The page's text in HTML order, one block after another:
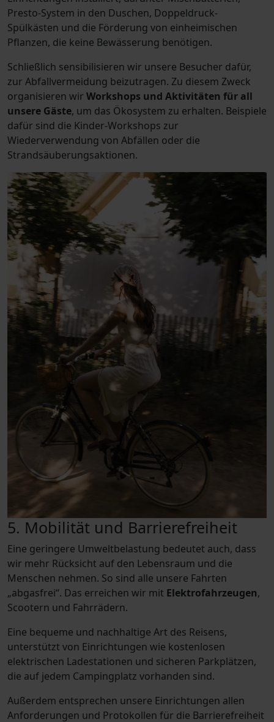
Presto-System in den Duschen, Doppeldruck-
Spülkästen und die Förderung von einheimischen
Pflanzen, die keine Bewässerung benötigen.
Schließlich sensibilisieren wir unsere Besucher dafür,
zur Abfallvermeidung beizutragen. Zu diesem Zweck
organisieren wir Workshops und Aktivitäten für all
unsere Gäste, um das Ökosystem zu erhalten. Beispiele
dafür sind die Kinder-Workshops zur
Wiederverwendung von Abfällen oder die
Strandsäuberungsaktionen.
5. Mobilität und Barrierefreiheit
Eine geringere Umweltbelastung bedeutet auch, dass
wir mehr Rücksicht auf den Lebensraum und die
Menschen nehmen. So sind alle unsere Fahrten
„abgasfrei“. Das erreichen wir mit Elektrofahrzeugen,
Scootern und Fahrrädern.
Eine bequeme und nachhaltige Art des Reisens,
unterstützt von Einrichtungen wie kostenlosen
elektrischen Ladestationen und sicheren Parkplätzen,
die auf jedem Campingplatz vorhanden sind.
Außerdem entsprechen unsere Einrichtungen allen
Anforderungen und Protokollen für die Barrierefreiheit